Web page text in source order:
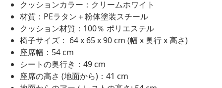
クッションカラー：クリームホワイト
材質：PEラタン＋粉体塗装スチール
クッション材質：100％ ポリエステル
椅子サイズ： 64 x 65 x 90 cm (幅 x 奥行 x 高さ)
座席幅：54 cm
シートの奥行き：49 cm
座席の高さ (地面から)：41 cm